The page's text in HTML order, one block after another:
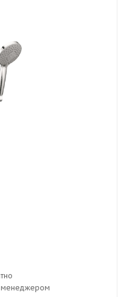
менеджером